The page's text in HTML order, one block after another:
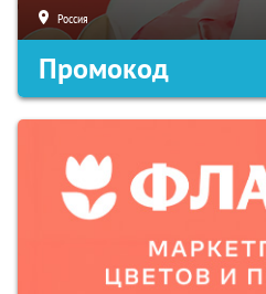
Россия
Промокод